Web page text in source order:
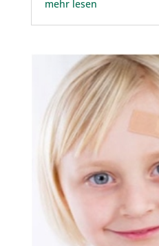
mehr lesen